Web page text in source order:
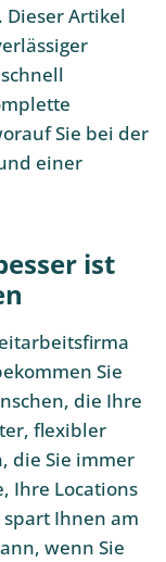
Dieser Artikel
Sie bei der
einer
ist
Sie
die Ihre
flexibler
die Sie immer
Ihre Locations
Ihnen am
wenn Sie